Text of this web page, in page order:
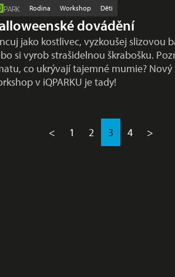
PARK Rodina Workshop Děti
dovádění
jako kostlivec, vyzkoušej slizovou
si vyrob strašidelnou škrabošku.
co ukrývají tajemné mumie? Nový
v iQPARKU je tady!
<
1 2 3 4 >